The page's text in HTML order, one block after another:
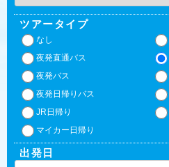
ツアータイプ
なし
夜発直通バス
夜発バス
夜発日帰りバス
JR日帰り
マイカー日帰り
出発日